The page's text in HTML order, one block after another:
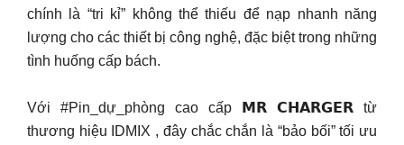
chính là “tri kỉ” không thể thiếu để nạp nhanh năng
lượng cho các thiết bị công nghệ, đặc biệt trong những
tình huống cấp bách.
Với #Pin_dự_phòng cao cấp 𝗠𝗥 𝗖𝗛𝗔𝗥𝗚𝗘𝗥 từ
thương hiệu IDMIX , đây chắc chắn là “bảo bối” tối ưu